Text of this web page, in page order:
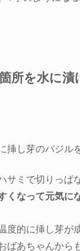
所を水に漬
サミで切りっぱ
くなって元気に
度的に挿し芽
ばあちゃんから